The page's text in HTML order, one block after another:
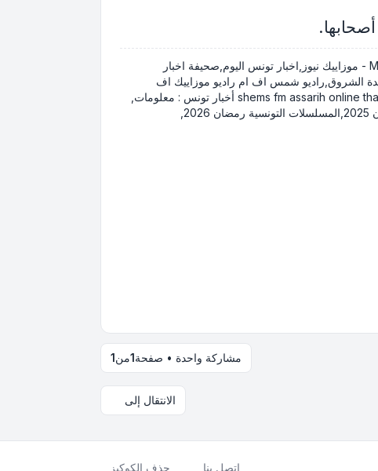
Mosaïque FM Mosaique News Mosaique FM live Actualité nationale Tunisie: News de la Tunisie sur Mosaique - موزاييك نيوز,اخبار تونس اليوم,صحيفة اخبار
الشروق,راديو شمس اف ام راديو موزاييك اف
ام,وكالة تونس افريقيا للانباء,الصريح اونلاين,الشروق اونلاين,الثورة نيوز shems fm assarih online thawra news jawhara fm tap Tunivisions radio ifm أخبار تونس : معلومات,
مشاركة واحدة • صفحة1من1
الانتقال إلى
اتصل بنا حذف الكوكيز